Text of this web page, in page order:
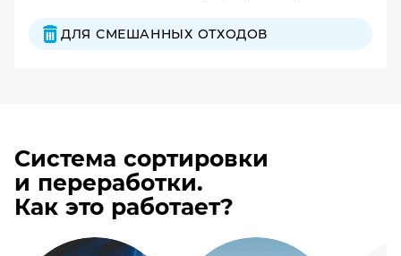
ДЛЯ СМЕШАННЫХ ОТХОДОВ
Система сортировки
и переработки.
Как это работает?